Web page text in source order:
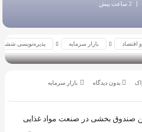
2 ساعت پیش
اقتصاد بازار سرمایه پذیره‌نویسی
بدون دیدگاه بازار سرمایه
صندوق بخشی در صنعت مواد غذایی